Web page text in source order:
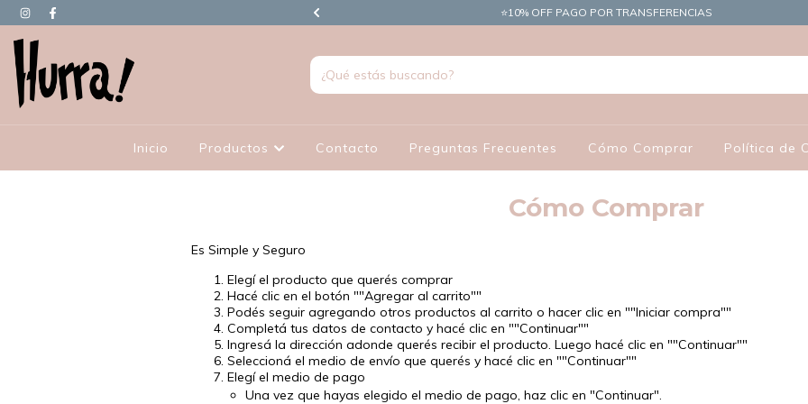
EN ADELANTE TIENEN REGALO ​⭐10% OFF PAGO POR TRANSFERENCIAS
Inicio Productos Contacto Preguntas Frecuentes Cómo Comprar Política de
Cómo Comprar
Es Simple y Seguro
Elegí el producto que querés comprar
Hacé clic en el botón ""Agregar al carrito""
Podés seguir agregando otros productos al carrito o hacer clic en ""Iniciar compra""
Completá tus datos de contacto y hacé clic en ""Continuar""
Ingresá la dirección adonde querés recibir el producto. Luego hacé clic en ""Continuar""
Seleccioná el medio de envío que querés y hacé clic en ""Continuar""
Elegí el medio de pago
Una vez que hayas elegido el medio de pago, haz clic en "Continuar".